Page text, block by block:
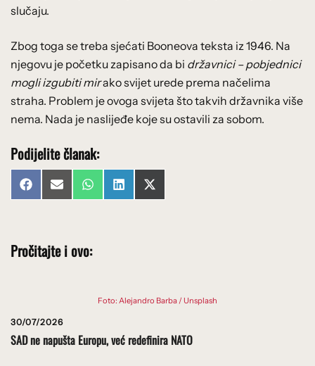
slučaju.
Zbog toga se treba sjećati Booneova teksta iz 1946. Na
njegovu je početku zapisano da bi državnici – pobjednici
mogli izgubiti mirako svijet urede prema načelima
straha. Problem je ovoga svijeta što takvih državnika više
nema. Nada je naslijeđe koje su ostavili za sobom.
Podijelite članak:
Share
on
FacebookShare
on
Email Share
on
WhatsAppShare
on
LinkedInShare
on
X
(Twitter)
Pročitajte i ovo:
Foto: Alejandro Barba / Unsplash
30/07/2026
SAD ne napušta Europu, već redefinira NATO